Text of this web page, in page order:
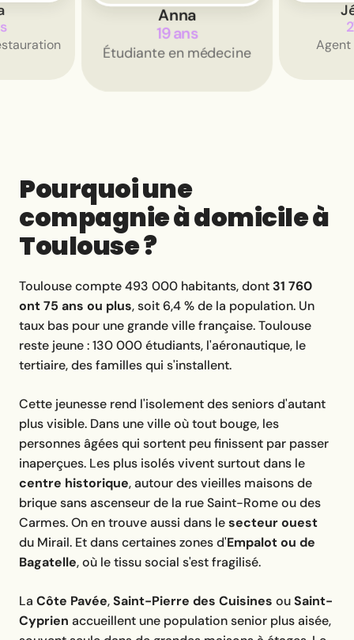
Jérôme
27 ans
Agent immobilier En
Pourquoi une
compagnie à domicile à
Toulouse ?
Toulouse compte 493 000 habitants, dont 31 760
ont 75 ans ou plus, soit 6,4 % de la population. Un
taux bas pour une grande ville française. Toulouse
reste jeune : 130 000 étudiants, l'aéronautique, le
tertiaire, des familles qui s'installent.
Cette jeunesse rend l'isolement des seniors d'autant
plus visible. Dans une ville où tout bouge, les
personnes âgées qui sortent peu finissent par passer
inaperçues. Les plus isolés vivent surtout dans le
centre historique, autour des vieilles maisons de
brique sans ascenseur de la rue Saint-Rome ou des
Carmes. On en trouve aussi dans lesecteur ouest
du Mirail. Et dans certaines zones d'Empalot ou de
Bagatelle, où le tissu social s'est fragilisé.
La Côte Pavée,Saint-Pierre des Cuisines ouSaint-
Cyprien accueillent une population senior plus aisée,